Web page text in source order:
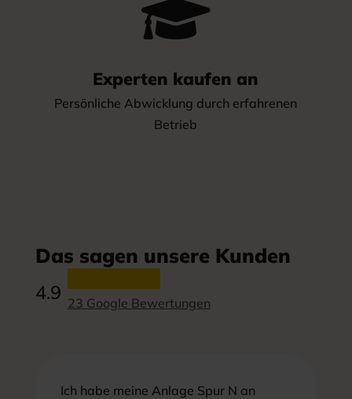

Experten kaufen an
Persönliche Abwicklung durch erfahrenen
Betrieb
Das sagen unsere Kunden
4.9 23 Google Bewertungen
Ich habe meine Anlage Spur N an